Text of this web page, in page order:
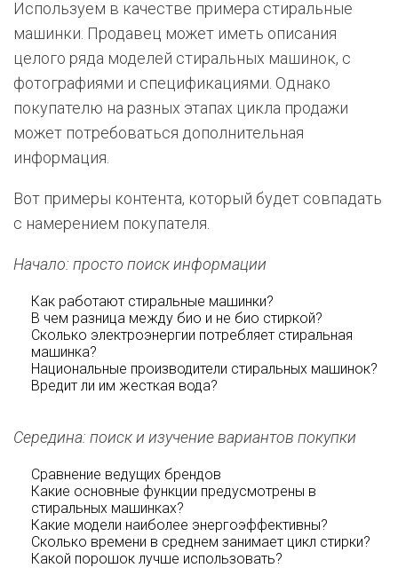
Используем в качестве примера стиральные
машинки. Продавец может иметь описания
целого ряда моделей стиральных машинок, с
фотографиями и спецификациями. Однако
покупателю на разных этапах цикла продажи
может потребоваться дополнительная
информация.
Вот примеры контента, который будет совпадать
с намерением покупателя.
Начало: просто поиск информации
Как работают стиральные машинки?
В чем разница между био и не био стиркой?
Сколько электроэнергии потребляет стиральная
машинка?
Национальные производители стиральных машинок?
Вредит ли им жесткая вода?
Середина: поиск и изучение вариантов покупки
Сравнение ведущих брендов
Какие основные функции предусмотрены в
стиральных машинках?
Какие модели наиболее энергоэффективны?
Сколько времени в среднем занимает цикл стирки?
Какой порошок лучше использовать?